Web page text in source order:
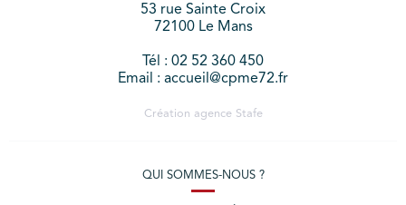
53 rue Sainte Croix
72100 Le Mans
Tél : 02 52 360 450
Email : accueil@cpme72.fr
Création agence Stafe
QUI SOMMES-NOUS ?